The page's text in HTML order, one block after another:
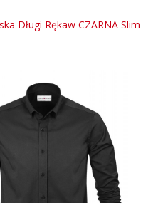
Długi Rękaw CZARNA Slim